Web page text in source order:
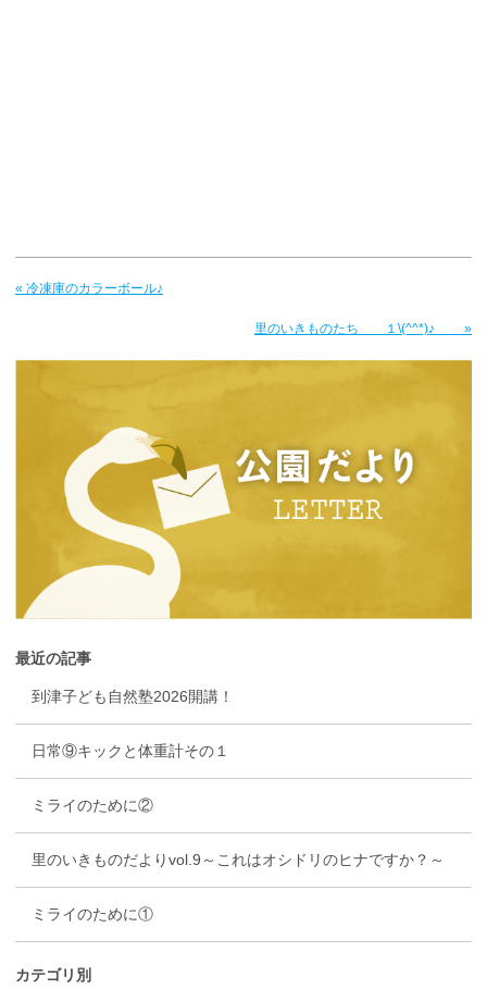
« 冷凍庫のカラーボール♪
里のいきものたち １\(^^*)♪ »
最近の記事
到津子ども自然塾2026開講！
日常⑨キックと体重計その１
ミライのために②
里のいきものだよりvol.9～これはオシドリのヒナですか？～
ミライのために①
カテゴリ別